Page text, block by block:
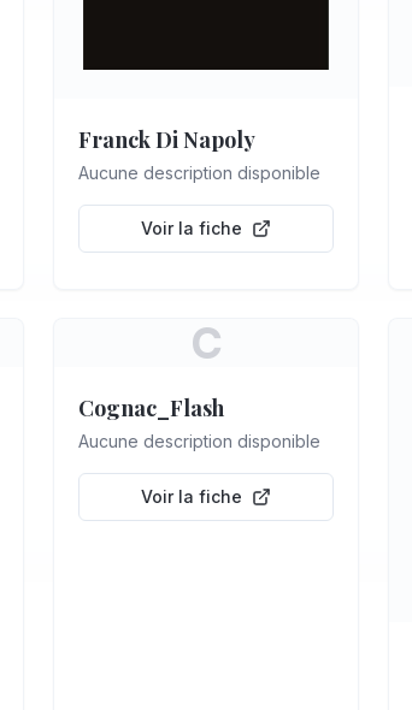
Franck Di Napoly
Aucune description disponible
Voir la fiche
C
Cognac_Flash
Aucune description disponible
Voir la fiche